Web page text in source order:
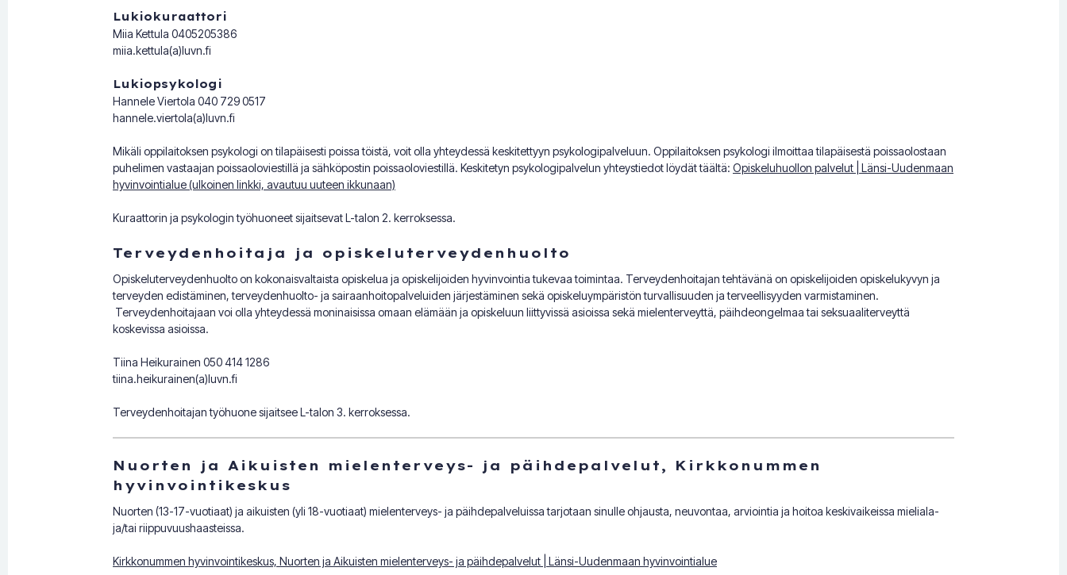
Lukiokuraattori
Miia Kettula 0405205386
miia.kettula(a)luvn.fi
Lukiopsykologi
Hannele Viertola 040 729 0517
hannele.viertola(a)luvn.fi
Mikäli oppilaitoksen psykologi on tilapäisesti poissa töistä, voit olla yhteydessä keskitettyyn psykologipalveluun. Oppilaitoksen psykologi ilmoittaa tilapäisestä poissaolostaan
puhelimen vastaajan poissaoloviestillä ja sähköpostin poissaoloviestillä. Keskitetyn psykologipalvelun yhteystiedot löydät täältä: Opiskeluhuollon palvelut | Länsi-Uudenmaan
hyvinvointialue (ulkoinen linkki, avautuu uuteen ikkunaan)
Kuraattorin ja psykologin työhuoneet sijaitsevat L-talon 2. kerroksessa.
Terveydenhoitaja ja opiskeluterveydenhuolto
Opiskeluterveydenhuolto on kokonaisvaltaista opiskelua ja opiskelijoiden hyvinvointia tukevaa toimintaa. Terveydenhoitajan tehtävänä on opiskelijoiden opiskelukyvyn ja
terveyden edistäminen, terveydenhuolto- ja sairaanhoitopalveluiden järjestäminen sekä opiskeluympäristön turvallisuuden ja terveellisyyden varmistaminen.
Terveydenhoitajaan voi olla yhteydessä moninaisissa omaan elämään ja opiskeluun liittyvissä asioissa sekä mielenterveyttä, päihdeongelmaa tai seksuaaliterveyttä
koskevissa asioissa.
Tiina Heikurainen 050 414 1286
tiina.heikurainen(a)luvn.fi
Terveydenhoitajan työhuone sijaitsee L-talon 3. kerroksessa.
Nuorten ja Aikuisten mielenterveys- ja päihdepalvelut, Kirkkonummen
hyvinvointikeskus
Nuorten (13-17-vuotiaat) ja aikuisten (yli 18-vuotiaat) mielenterveys- ja päihdepalveluissa tarjotaan sinulle ohjausta, neuvontaa, arviointia ja hoitoa keskivaikeissa mieliala-
ja/tai riippuvuushaasteissa.
Kirkkonummen hyvinvointikeskus, Nuorten ja Aikuisten mielenterveys- ja päihdepalvelut | Länsi-Uudenmaan hyvinvointialue